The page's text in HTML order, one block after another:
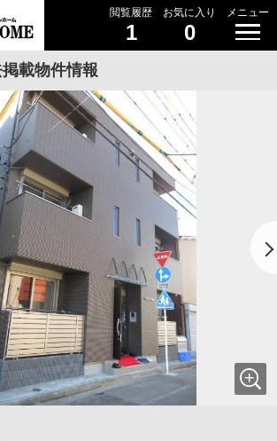
閲覧履歴
1
お気に入り
0
メニュー
載物件情報